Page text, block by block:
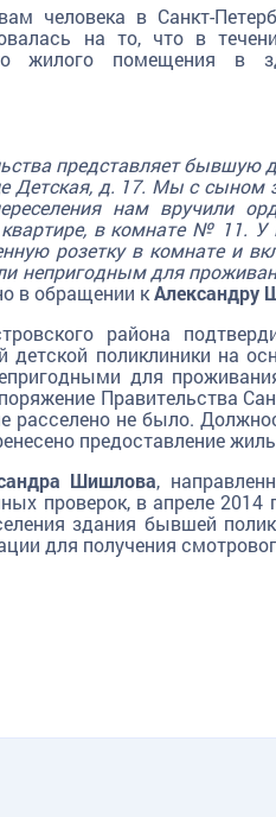
человека в Санкт-
на то, что в
жилого помещения в
представляет бывшую
Детская, д. 17. Мы с
нам вручили
в комнате № 11. У
розетку в комнате и
непригодным для
в обращении кАлександру
района
поликлиники на
для
Правительства
расселено не было.
предоставление
Шишлова,
проверок, в апреле
здания бывшей
для получения